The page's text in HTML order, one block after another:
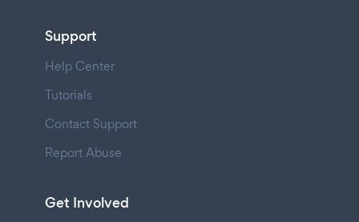
Support
Help Center
Tutorials
Contact Support
Report Abuse
Get Involved